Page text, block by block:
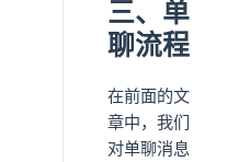
三、单
聊流程
在前面的文
章中，我们
对单聊消息